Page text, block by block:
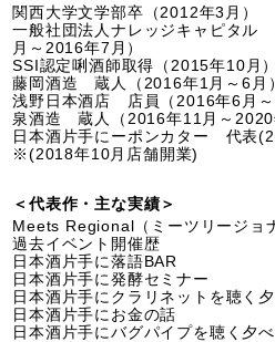
関西大学文学部卒（2012年3月）
一般社団法人ナレッジキャピタル
月～2016年7月）
SSI認定唎酒師取得（2015年10月）
藤岡酒造 蔵人（2016年1月～6月）
浅野日本酒店 店員（2016年6月～
泉酒造 蔵人（2016年11月～2020
日本酒片手にーポンカター 代表
※(2018年10月店舗開業)
＜代表作・主な実績＞
Meets Regional（ミーツリージョ
過去イベント開催歴
日本酒片手に落語BAR
日本酒片手に発酵セミナー
日本酒片手にクラリネットを聴く
日本酒片手にお金の話
日本酒片手にバグパイプを聴く夕べ